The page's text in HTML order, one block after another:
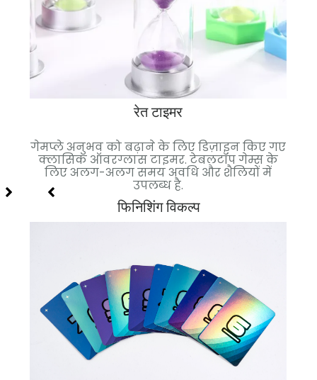
रेत टाइमर
गेमप्ले अनुभव को बढ़ाने के लिए डिज़ाइन किए गए
क्लासिक ऑवरग्लास टाइमर. टेबलटॉप गेम्स के
लिए अलग-अलग समय अवधि और शैलियों में
उपलब्ध है.
फिनिशिंग विकल्प